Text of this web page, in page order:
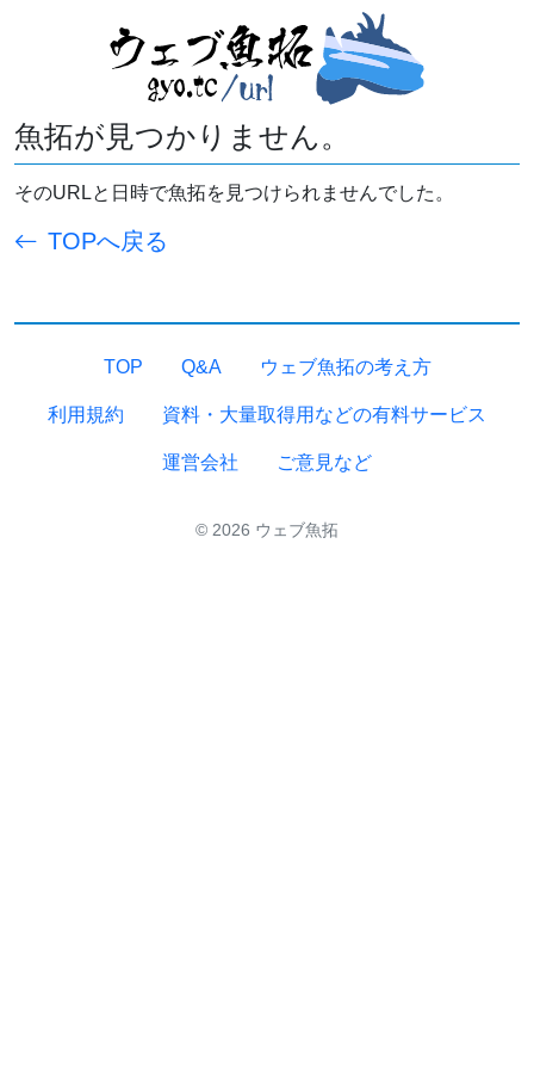
魚拓が見つかりません。
そのURLと日時で魚拓を見つけられませんでした。
TOPへ戻る
TOP Q&A ウェブ魚拓の考え方
利用規約 資料・大量取得用などの有料サービス
運営会社 ご意見など
© 2026 ウェブ魚拓